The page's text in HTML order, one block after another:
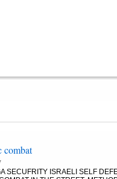
combat
SECUFRITY ISRAELI SELF